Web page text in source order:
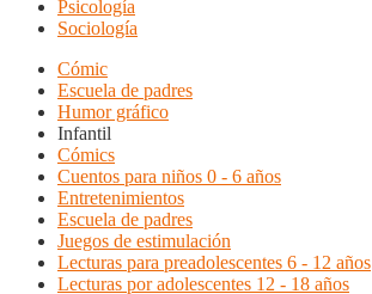
Psicología
Sociología
Cómic
Escuela de padres
Humor gráfico
Infantil
Cómics
Cuentos para niños 0 - 6 años
Entretenimientos
Escuela de padres
Juegos de estimulación
Lecturas para preadolescentes 6 - 12 años
Lecturas por adolescentes 12 - 18 años